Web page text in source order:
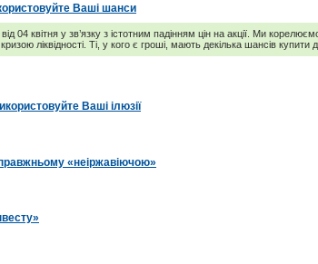
Ваші шанси
04 квітня у зв’язку з істотним падінням цін на акції. Ми
ліквідності. Ті, у кого є гроші, мають декілька шансів купити
Ваші ілюзії
«неіржавіючою»